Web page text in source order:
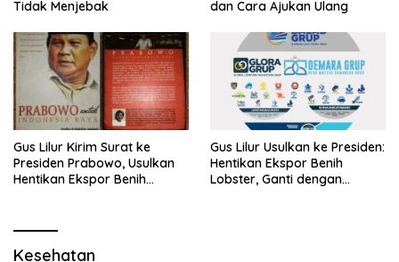
Tidak Menjebak dan Cara Ajukan Ulang
Gus Lilur Kirim Surat ke
Presiden Prabowo, Usulkan
Hentikan Ekspor Benih
Gus Lilur Usulkan ke Presiden:
Hentikan Ekspor Benih
Lobster, Ganti dengan
Kesehatan